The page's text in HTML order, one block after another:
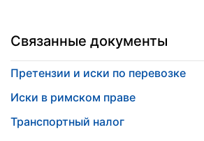
Связанные документы
Претензии и иски по перевозке
Иски в римском праве
Транспортный налог